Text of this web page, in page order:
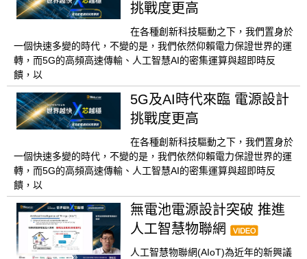
挑戰度更高
在各種創新科技驅動之下，我們置身於
一個快速多變的時代，不變的是，我們依然仰賴電力保證世界的運
轉，而5G的高頻高速傳輸、人工智慧AI的密集運算與超即時反
饋，以
5G及AI時代來臨 電源設計
挑戰度更高
在各種創新科技驅動之下，我們置身於
一個快速多變的時代，不變的是，我們依然仰賴電力保證世界的運
轉，而5G的高頻高速傳輸、人工智慧AI的密集運算與超即時反
饋，以
無電池電源設計突破 推進
人工智慧物聯網
人工智慧物聯網(AIoT)為近年的新興議